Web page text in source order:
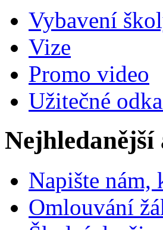
Vybavení
Vize
Promo video
Užitečné
Napište nám,
Omlouvání